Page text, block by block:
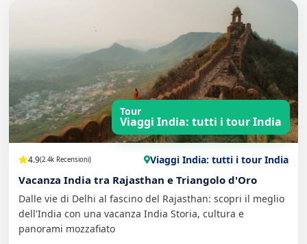
Tour
Viaggi India: tutti i tour India
4.9(2.4k Recensioni) Viaggi India: tutti i tour India
Vacanza India tra Rajasthan e Triangolo d'Oro
Dalle vie di Delhi al fascino del Rajasthan: scopri il meglio
dell'India con una vacanza India Storia, cultura e
panorami mozzafiato